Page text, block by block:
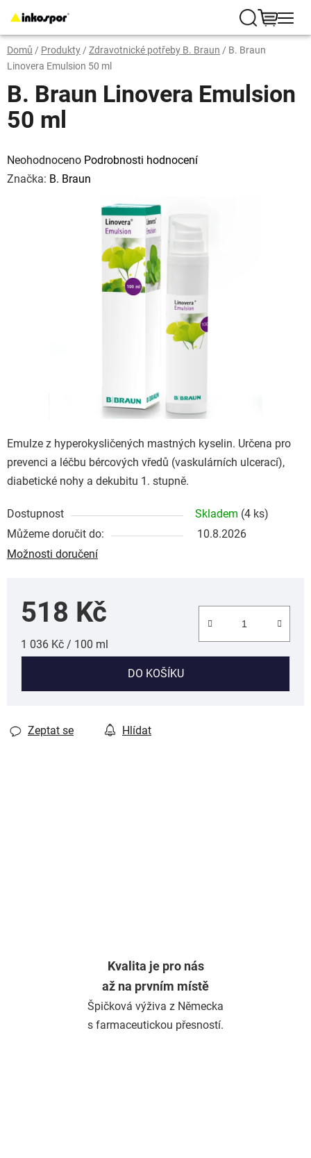
na
obsah
Hledat
Domů / Produkty/ Zdravotnické potřeby B. Braun / B. Braun
Linovera Emulsion 50 ml
Emulze z hyperokysličených mastných kyselin. Určena pro
prevenci a léčbu bércových vředů (vaskulárních ulcerací),
diabetické nohy a dekubitu 1. stupně.
Dostupnost Skladem (4 ks)
Můžeme doručit do:
10.8.2026
Možnosti doručení
518 Kč
Měrná cena:
1 036 Kč / 100 ml
DO KOŠÍKU
Zeptat se Hlídat
B. Braun Linovera Emulsion
50 ml
hodnocení
produktu
je
0,0
Neohodnoceno Podrobnosti hodnocení
Značka: B. Braun
Kvalita je pro nás
až na prvním místě
Špičková výživa z Německa
s farmaceutickou přesností.